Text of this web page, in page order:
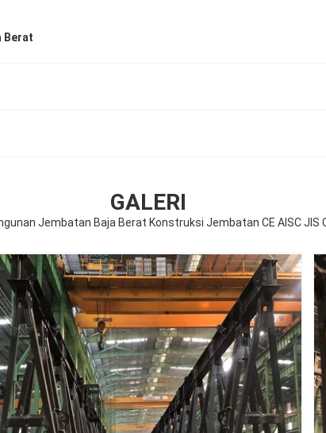
Berat
GALERI
Jembatan Baja Berat Konstruksi Jembatan CE AISC JIS